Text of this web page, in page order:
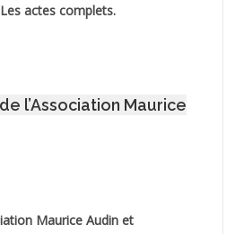
*
Les actes complets.
l’Association Maurice
Maurice Audinet